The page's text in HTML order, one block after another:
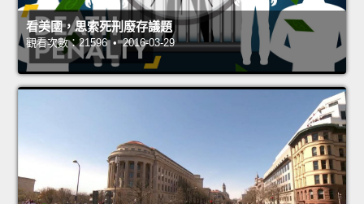
看美國，思索死刑廢存議題
觀看次數：21596 • 2016-03-29